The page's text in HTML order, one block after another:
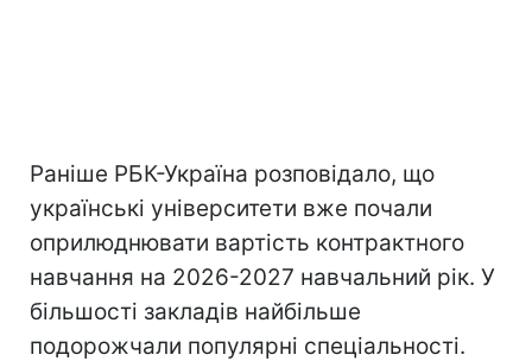
Раніше РБК-Україна розповідало, що
українські університети вже почали
оприлюднювати вартість контрактного
навчання на 2026-2027 навчальний рік. У
більшості закладів найбільше
подорожчали популярні спеціальності.